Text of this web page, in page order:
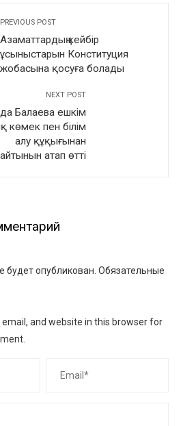
PREVIOUS POST
Азаматтардың кейбір
ұсыныстарын Конституция
жобасына қосуға болады
NEXT POST
Балаева ешкім
көмек пен білім
алу құқығынан
атап өтті
будет опубликован. Обязательные
and website in this browser for